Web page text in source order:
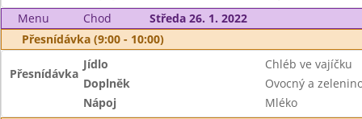
Menu
Chod
Středa 26. 1. 2022
Přesnídávka (9:00 - 10:00)
Přesnídávka
Jídlo
Chléb ve vajíčku
Doplněk
Ovocný a
Nápoj
Mléko